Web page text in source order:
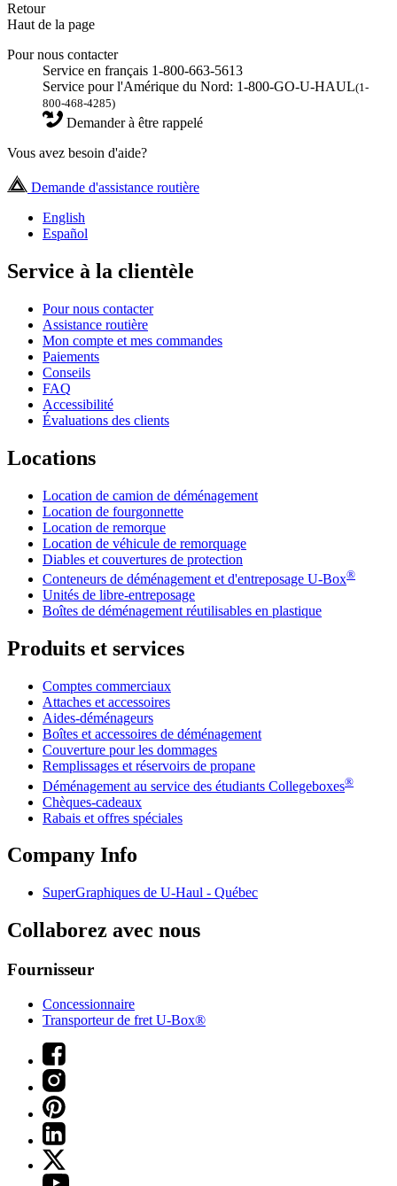
Retour
Haut de la page
Pour nous contacter
Service en français 1-800-663-5613
Service pour l'Amérique du Nord: 1-800-GO-U-HAUL(1-
800-468-4285)
Demander à être rappelé
Vous avez besoin d'aide?
Demande d'assistance routière
English
Español
Service à la clientèle
Pour nous contacter
Assistance routière
Mon compte et mes commandes
Paiements
Conseils
FAQ
Accessibilité
Évaluations des clients
Locations
Location de camion de déménagement
Location de fourgonnette
Location de remorque
Location de véhicule de remorquage
Diables et couvertures de protection
Conteneurs de déménagement et d'entreposage U-Box®
Unités de libre-entreposage
Boîtes de déménagement réutilisables en plastique
Produits et services
Comptes commerciaux
Attaches et accessoires
Aides-déménageurs
Boîtes et accessoires de déménagement
Couverture pour les dommages
Remplissages et réservoirs de propane
Déménagement au service des étudiants Collegeboxes®
Chèques-cadeaux
Rabais et offres spéciales
Company Info
SuperGraphiques de U-Haul - Québec
Collaborez avec nous
Fournisseur
Concessionnaire
Transporteur de fret U-Box®